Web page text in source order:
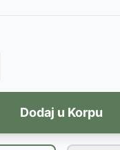
Dodaj u Korpu